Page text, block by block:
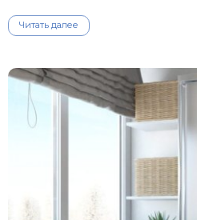
Читать далее